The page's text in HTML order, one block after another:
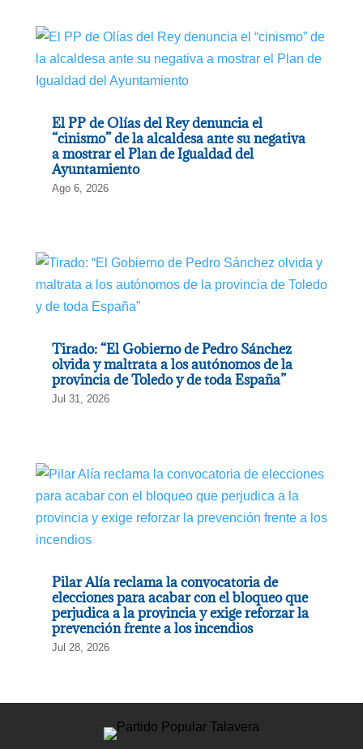
El PP de Olías del Rey denuncia el
“cinismo” de la alcaldesa ante su negativa
a mostrar el Plan de Igualdad del
Ayuntamiento
Ago 6, 2026
Tirado: “El Gobierno de Pedro Sánchez
olvida y maltrata a los autónomos de la
provincia de Toledo y de toda España”
Jul 31, 2026
Pilar Alía reclama la convocatoria de
elecciones para acabar con el bloqueo que
perjudica a la provincia y exige reforzar la
prevención frente a los incendios
Jul 28, 2026